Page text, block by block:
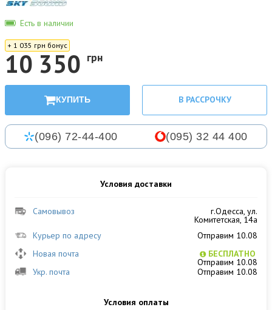
Есть в наличии
+ 1 035 грн бонус
10 350 грн
КУПИТЬ В РАССРОЧКУ
(096) 72-44-400 (095) 32 44 400
Условия доставки
Самовывоз г.Одесса, ул.
Комитетская, 14а
Курьер по адресу
Отправим 10.08
Новая почта
БЕСПЛАТНО
Отправим 10.08
Укр. почта
Отправим 10.08
Условия оплаты